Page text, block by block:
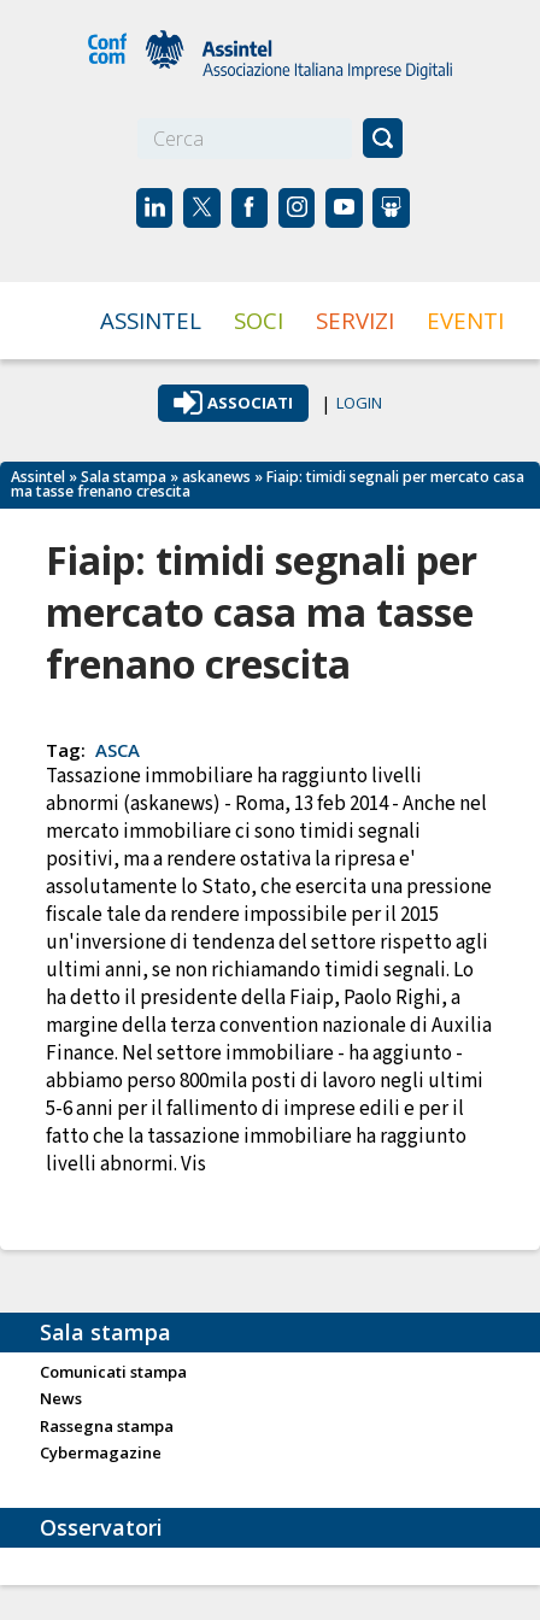
ASSINTEL SOCI SERVIZI EVENTI
ASSOCIATI | LOGIN
Assintel »Sala stampa »askanews » Fiaip: timidi segnali per mercato casa
ma tasse frenano crescita
Fiaip: timidi segnali per
mercato casa ma tasse
frenano crescita
Tag: ASCA
Tassazione immobiliare ha raggiunto livelli
abnormi (askanews) - Roma, 13 feb 2014 - Anche nel
mercato immobiliare ci sono timidi segnali
positivi, ma a rendere ostativa la ripresa e'
assolutamente lo Stato, che esercita una pressione
fiscale tale da rendere impossibile per il 2015
un'inversione di tendenza del settore rispetto agli
ultimi anni, se non richiamando timidi segnali. Lo
ha detto il presidente della Fiaip, Paolo Righi, a
margine della terza convention nazionale di Auxilia
Finance. Nel settore immobiliare - ha aggiunto -
abbiamo perso 800mila posti di lavoro negli ultimi
5-6 anni per il fallimento di imprese edili e per il
fatto che la tassazione immobiliare ha raggiunto
livelli abnormi. Vis
Sala stampa
Comunicati stampa
News
Rassegna stampa
Cybermagazine
Osservatori